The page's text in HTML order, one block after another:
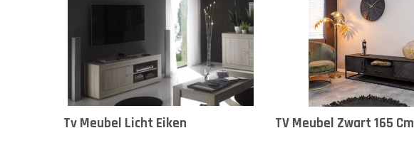
Tv Meubel Licht Eiken TV Meubel Zwart 165 Cm